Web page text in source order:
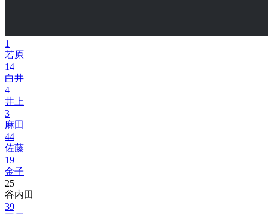
1
若原
14
白井
4
井上
3
麻田
44
佐藤
19
金子
25
谷内田
39